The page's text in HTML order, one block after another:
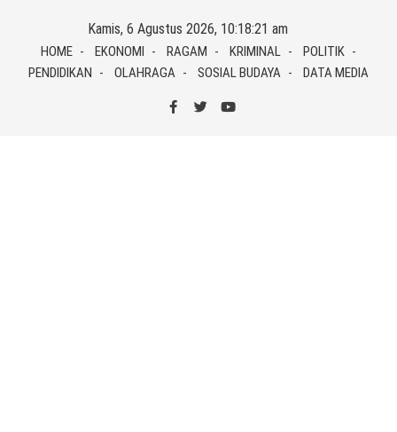
content
Kamis, 6 Agustus 2026, 10:18:21 am
HOME EKONOMI RAGAM KRIMINAL
POLITIK
PENDIDIKAN
OLAHRAGA SOSIAL BUDAYA DATA MEDIA